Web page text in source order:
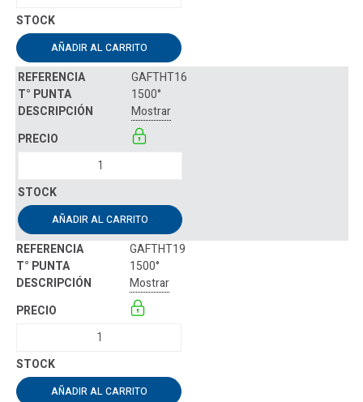
AÑADIR AL CARRITO
GAFTHT16
1500°
Mostrar
AÑADIR AL CARRITO
GAFTHT19
1500°
Mostrar
AÑADIR AL CARRITO